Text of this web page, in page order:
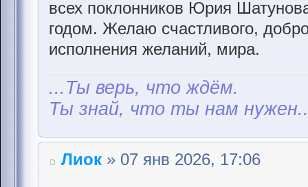
всех поклонников Юрия
годом. Желаю счастливого,
исполнения желаний, мира.
...Ты верь, что ждём.
Ты знай, что ты нам
Лиок » 07 янв 2026, 17:06